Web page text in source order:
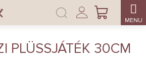
KOSÁR
Bejelentkezés
PLÜSSJÁTÉK 30CM